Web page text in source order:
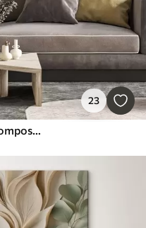
23
Schilderijen Abstracte bloemencompositie in twee delen